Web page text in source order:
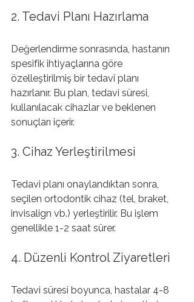
2. Tedavi Planı Hazırlama
Değerlendirme sonrasında, hastanın
spesifik ihtiyaçlarına göre
özelleştirilmiş bir tedavi planı
hazırlanır. Bu plan, tedavi süresi,
kullanılacak cihazlar ve beklenen
sonuçları içerir.
3. Cihaz Yerleştirilmesi
Tedavi planı onaylandıktan sonra,
seçilen ortodontik cihaz (tel, braket,
invisalign vb.) yerleştirilir. Bu işlem
genellikle 1-2 saat sürer.
4. Düzenli Kontrol Ziyaretleri
Tedavi süresi boyunca, hastalar 4-8